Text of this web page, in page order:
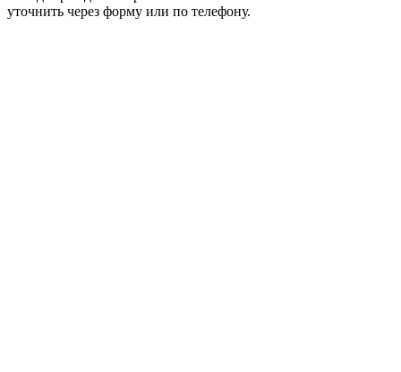
уточнить через форму или по телефону.